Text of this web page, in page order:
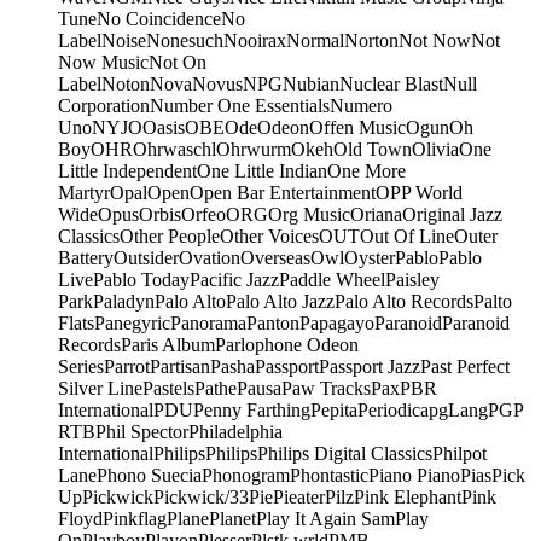
TuneNo CoincidenceNo
LabelNoiseNonesuchNooiraxNormalNortonNot NowNot
Now MusicNot On
LabelNotonNovaNovusNPGNubianNuclear BlastNull
CorporationNumber One EssentialsNumero
UnoNYJOOasisOBEOdeOdeonOffen MusicOgunOh
BoyOHROhrwaschlOhrwurmOkehOld TownOliviaOne
Little IndependentOne Little IndianOne More
MartyrOpalOpenOpen Bar EntertainmentOPP World
WideOpusOrbisOrfeoORGOrg MusicOrianaOriginal Jazz
ClassicsOther PeopleOther VoicesOUTOut Of LineOuter
BatteryOutsiderOvationOverseasOwlOysterPabloPablo
LivePablo TodayPacific JazzPaddle WheelPaisley
ParkPaladynPalo AltoPalo Alto JazzPalo Alto RecordsPalto
FlatsPanegyricPanoramaPantonPapagayoParanoidParanoid
RecordsParis AlbumParlophone Odeon
SeriesParrotPartisanPashaPassportPassport JazzPast Perfect
Silver LinePastelsPathePausaPaw TracksPaxPBR
InternationalPDUPenny FarthingPepitaPeriodicapgLangPGP
RTBPhil SpectorPhiladelphia
InternationalPhilipsPhilipsPhilips Digital ClassicsPhilpot
LanePhono SueciaPhonogramPhontasticPiano PianoPiasPick
UpPickwickPickwick/33PiePieaterPilzPink ElephantPink
FloydPinkflagPlanePlanetPlay It Again SamPlay